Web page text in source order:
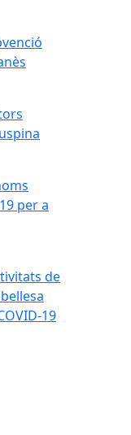
per a pimes
econòmics i les
afectats per la
per a
de
de
19